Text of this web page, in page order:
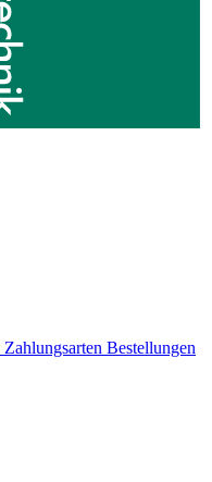
Zahlungsarten Bestellungen